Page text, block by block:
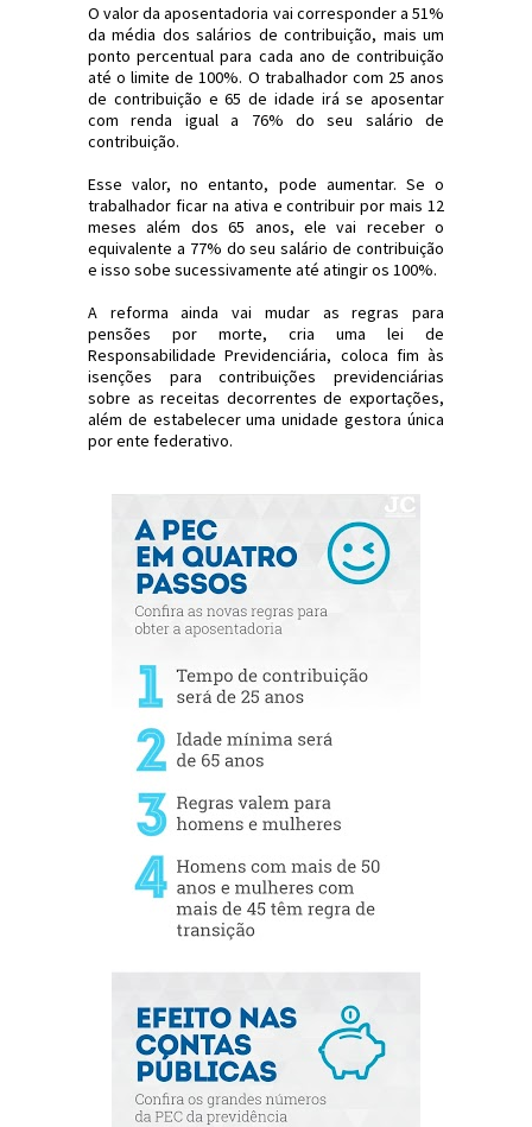
O valor da aposentadoria vai corresponder a 51%
da média dos salários de contribuição, mais um
ponto percentual para cada ano de contribuição
até o limite de 100%. O trabalhador com 25 anos
de contribuição e 65 de idade irá se aposentar
com renda igual a 76% do seu salário de
contribuição.
Esse valor, no entanto, pode aumentar. Se o
trabalhador ficar na ativa e contribuir por mais 12
meses além dos 65 anos, ele vai receber o
equivalente a 77% do seu salário de contribuição
e isso sobe sucessivamente até atingir os 100%.
A reforma ainda vai mudar as regras para
pensões por morte, cria uma lei de
Responsabilidade Previdenciária, coloca fim às
isenções para contribuições previdenciárias
sobre as receitas decorrentes de exportações,
além de estabelecer uma unidade gestora única
por ente federativo.